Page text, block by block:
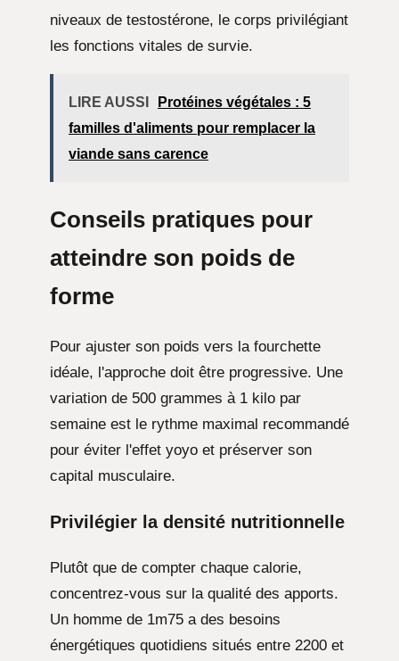
niveaux de testostérone, le corps privilégiant
les fonctions vitales de survie.
LIRE AUSSI
Protéines végétales : 5
familles d'aliments pour remplacer la
viande sans carence
Conseils pratiques pour
atteindre son poids de
forme
Pour ajuster son poids vers la fourchette
idéale, l'approche doit être progressive. Une
variation de 500 grammes à 1 kilo par
semaine est le rythme maximal recommandé
pour éviter l'effet yoyo et préserver son
capital musculaire.
Privilégier la densité nutritionnelle
Plutôt que de compter chaque calorie,
concentrez-vous sur la qualité des apports.
Un homme de 1m75 a des besoins
énergétiques quotidiens situés entre 2200 et